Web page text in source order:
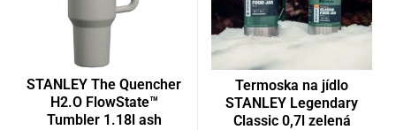
STANLEY The Quencher
H2.O FlowState™
Tumbler 1.18l ash
Termoska na jídlo
STANLEY Legendary
Classic 0,7l zelená